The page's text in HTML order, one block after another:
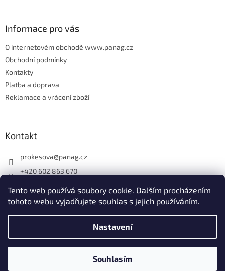
Tento web používá soubory cookie. Dalším procházením
tohoto webu vyjadřujete souhlas s jejich používáním.
Nastavení
Souhlasím
Informace pro vás
O internetovém obchodě www.panag.cz
Obchodní podmínky
Kontakty
Platba a doprava
Reklamace a vrácení zboží
Kontakt
prokesova@panag.cz
+420 602 863 670
Vytvořil Shoptet
Panag.cz. Všechna práva vyhrazena.